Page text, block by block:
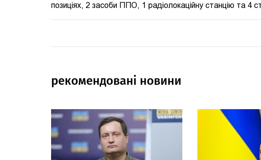
позиціях, 2 засоби ППО, 1 радіолокаційну станцію та 4
рекомендовані новини